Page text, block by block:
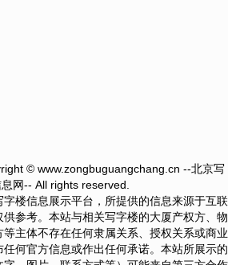
© www.zongbuguangchang.cn --北京写
网-- All rights reserved.
楼信息展示平台，所提供的信息来源于互联
参考。本站与相关写字楼的大厦产权方、物
主体不存在任何隶属关系、授权关系或商业
何官方信息或作出任何承诺。本站所展示的